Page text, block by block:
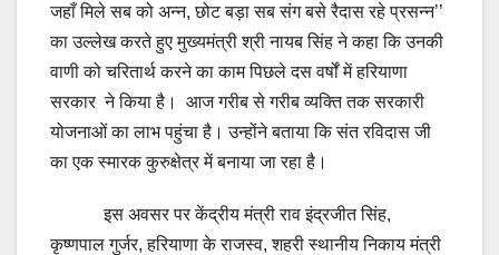
जहाँ मिले सब को अन्न, छोट बड़ा सब संग बसे रैदास रहे प्रसन्न’’
का उल्लेख करते हुए मुख्यमंत्री श्री नायब सिंह ने कहा कि उनकी
वाणी को चरितार्थ करने का काम पिछले दस वर्षों में हरियाणा
सरकार ने किया है। आज गरीब से गरीब व्यक्ति तक सरकारी
योजनाओं का लाभ पहुंचा है। उन्होंने बताया कि संत रविदास जी
का एक स्मारक कुरुक्षेत्र में बनाया जा रहा है।
इस अवसर पर केंद्रीय मंत्री राव इंद्रजीत सिंह,
कृष्णपाल गुर्जर, हरियाणा के राजस्व, शहरी स्थानीय निकाय मंत्री